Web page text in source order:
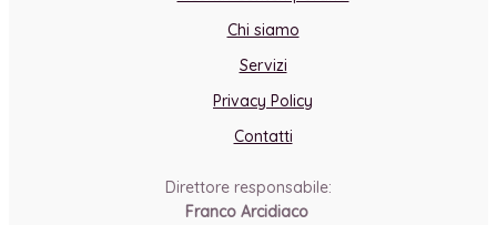
Chi siamo
Servizi
Privacy Policy
Contatti
Direttore responsabile:
Franco Arcidiaco